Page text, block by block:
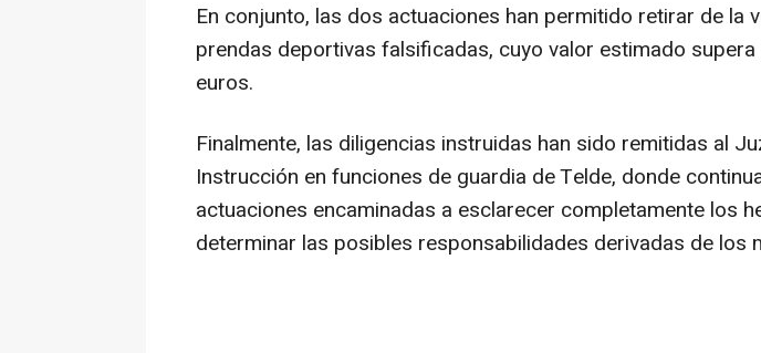
En conjunto, las dos actuaciones han permitido retirar de la
prendas deportivas falsificadas, cuyo valor estimado
euros.
Finalmente, las diligencias instruidas han sido remitidas al
Instrucción en funciones de guardia de Telde, donde
actuaciones encaminadas a esclarecer completamente los
determinar las posibles responsabilidades derivadas de los